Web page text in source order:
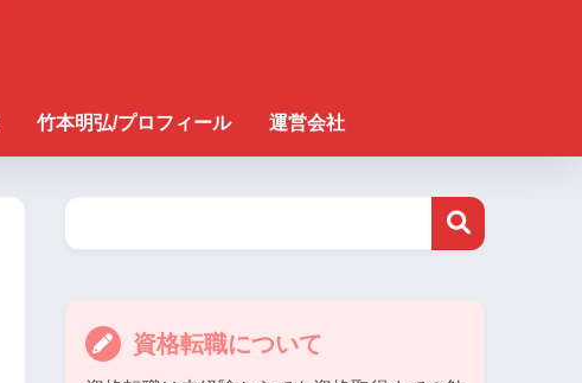
竹本明弘/プロフィール 運営会社
資格転職について